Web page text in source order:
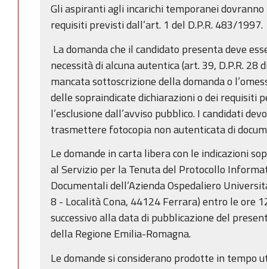
Gli aspiranti agli incarichi temporanei
requisiti previsti dall’art. 1 del D.P.R. 483/1997.
La domanda che il candidato presenta deve
necessità di alcuna autentica (art. 39, D.P.R. 28
mancata sottoscrizione della domanda o
delle sopraindicate dichiarazioni o dei requisiti
l’esclusione dall’avviso pubblico. I candidati
trasmettere fotocopia non autenticata di
Le domande in carta libera con le indicazioni
al Servizio per la Tenuta del Protocollo
Documentali dell’Azienda Ospedaliero
8 - Località Cona, 44124 Ferrara) entro le ore
successivo alla data di pubblicazione del
della Regione Emilia-Romagna.
Le domande si considerano prodotte in tempo